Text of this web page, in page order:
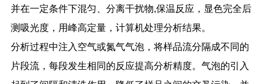
并在一定条件下混匀、分离干扰物,保温反应，显色完全后
测吸光度，用峰高定量，计算机处理分析结果。
分析过程中注入空气或氮气气泡，将样品流分隔成不同的
片段流，每段发生相同的反应提高分析精度。气泡的引入